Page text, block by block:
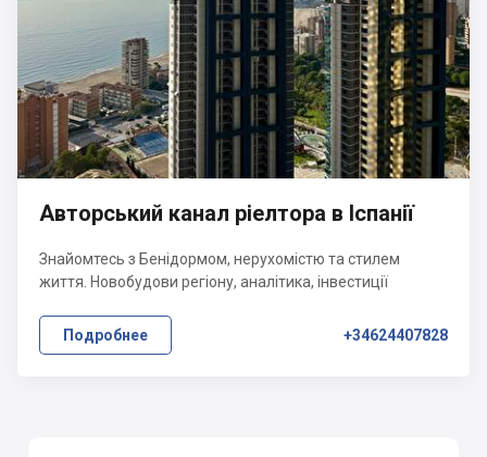
Авторський канал ріелтора в Іспанії
Знайомтесь з Бенідормом, нерухомістю та стилем
життя. Новобудови регіону, аналітика, інвестиції
Подробнее +34624407828